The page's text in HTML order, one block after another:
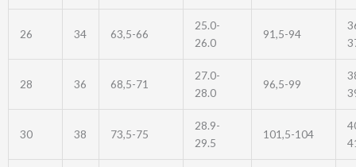
26 34 63,5-66
25.0-
26.0
91,5-94
28 36 68,5-71
27.0-
28.0
96,5-99
30 38 73,5-75
28.9-
29.5
101,5-104